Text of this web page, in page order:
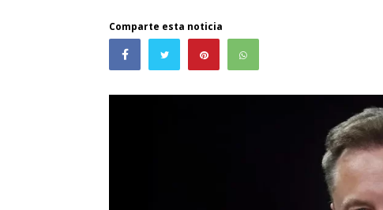
Comparte esta noticia